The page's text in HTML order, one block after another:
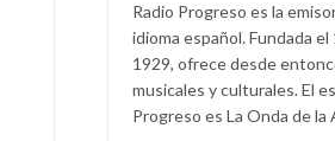
Radio Progreso es la
idioma español. Fundada
1929, ofrece desde
musicales y culturales. El
Progreso es La Onda de la